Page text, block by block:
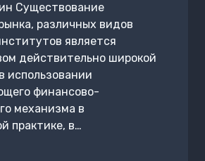
Существование
различных видов
является
действительно широкой
использовании
финансово-
механизма в
практике, в…